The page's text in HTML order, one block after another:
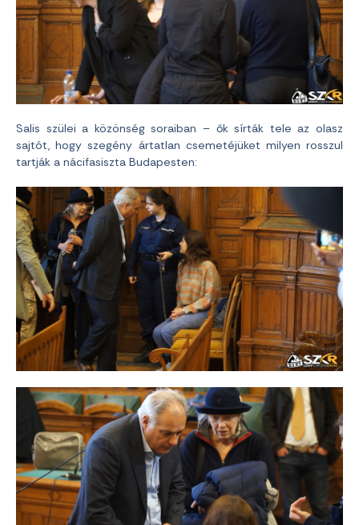
Salis szülei a közönség soraiban – ők sírták tele az olasz
sajtót, hogy szegény ártatlan csemetéjüket milyen rosszul
tartják a nácifasiszta Budapesten: